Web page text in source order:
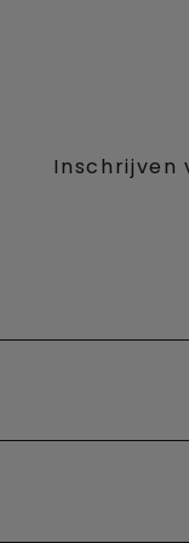
Inschrijven